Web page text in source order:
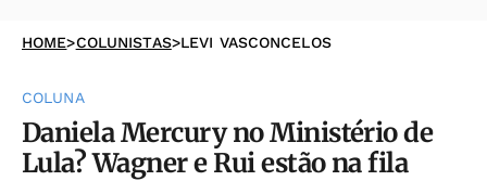
HOME>COLUNISTAS>LEVI VASCONCELOS
COLUNA
Daniela Mercury no Ministério de
Lula? Wagner e Rui estão na fila